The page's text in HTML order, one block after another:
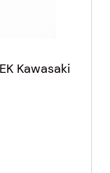
Kawasaki